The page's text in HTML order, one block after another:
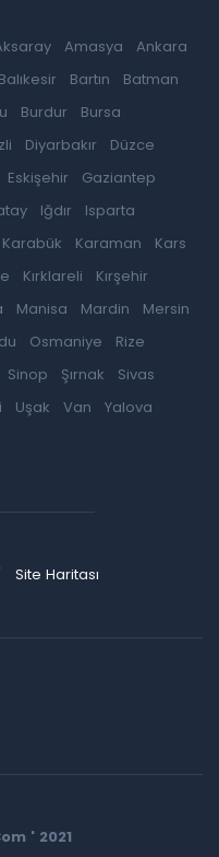
Amasya
Ankara
Balıkesir Bartın
Batman
Burdur
Bursa
Diyarbakır
Düzce
Eskişehir
Gaziantep
Iğdır
Isparta
Karabük Karaman
Kars
Kırklareli
Kırşehir
Manisa Mardin
Mersin
Osmaniye
Rize
Sinop Şırnak
Sivas
Uşak Van
Yalova
Site Haritası
' 2021